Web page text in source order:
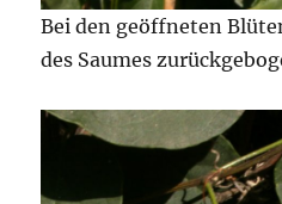
Bei den geöffneten
des Saumes